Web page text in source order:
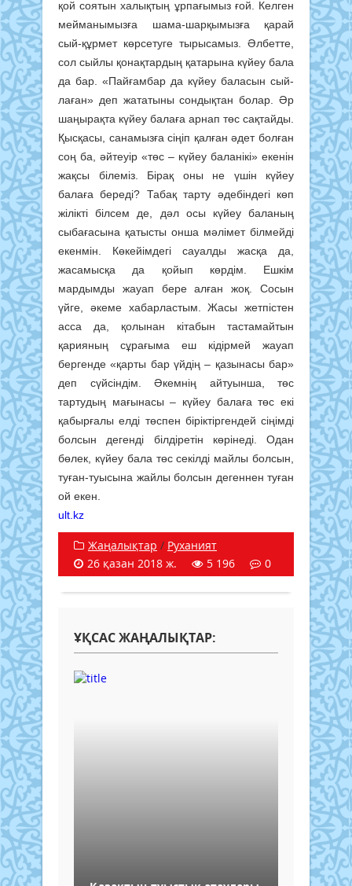
қой соятын халықтың ұрпағымыз ғой. Келген
мейманы­мызға шама-шарқымызға қарай
сый-құрмет көрсетуге тырысамыз. Әлбетте,
сол сыйлы қонақтардың қатарына күйеу бала
да бар. «Пайғамбар да күйеу баласын сый­
лаған» деп жататыны сондықтан болар. Әр
шаңырақта күйеу балаға арнап төс сақтайды.
Қысқасы, санамызға сіңіп қалған әдет болған
соң ба, әйтеуір «төс – күйеу баланікі» екенін
жақсы білеміз. Бірақ оны не үшін күйеу
балаға береді? Табақ тарту әдебіндегі көп
жілікті білсем де, дәл осы күйеу баланың
сыбағасына қатысты онша мәлімет білмейді
екенмін. Көкейімдегі сауалды жасқа да,
жасамысқа да қойып көрдім. Ешкім
мардымды жауап бере алған жоқ. Сосын
үйге, әкеме хабарластым. Жасы жетпістен
асса да, қолынан кітабын тастамайтын
қарияның сұрағыма еш кідірмей жауап
бергенде «қарты бар үйдің – қазынасы бар»
деп сүйсіндім. Әкемнің айтуынша, төс
тартудың мағынасы – күйеу балаға төс екі
қабырғалы елді төспен біріктіргендей сіңімді
болсын дегенді білдіретін көрінеді. Одан
бөлек, күйеу бала төс секілді майлы болсын,
туған-туысына жайлы болсын дегеннен туған
ой екен.
ult.kz
Жаңалықтар / Руханият
26 қазан 2018 ж.
5 196 0
ҰҚСАС ЖАҢАЛЫҚТАР: